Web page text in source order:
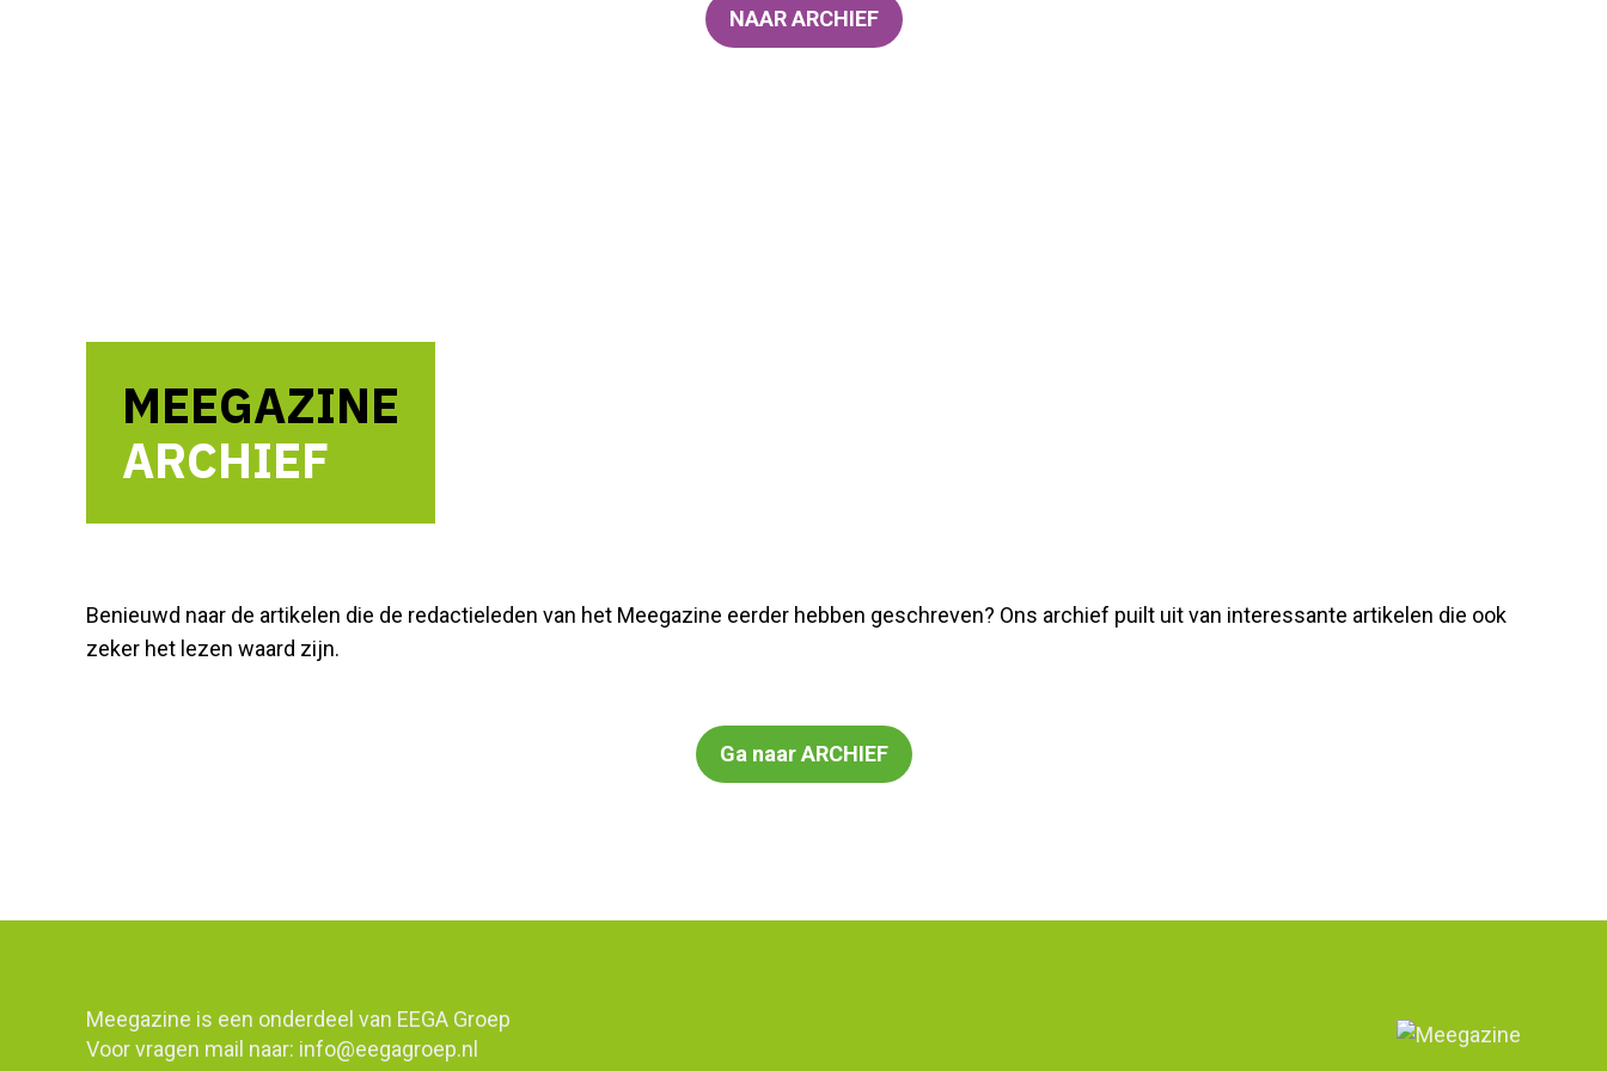
NAAR ARCHIEF
MEEGAZINE
ARCHIEF
Benieuwd naar de artikelen die de redactieleden van het Meegazine eerder hebben geschreven? Ons archief puilt uit van interessante artikelen die ook
zeker het lezen waard zijn.
Ga naar ARCHIEF
Meegazine is een onderdeel van EEGA Groep
Voor vragen mail naar: info@eegagroep.nl